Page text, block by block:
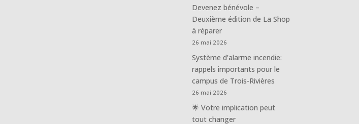
Devenez bénévole –
Deuxième édition de La Shop
à réparer
26 mai 2026
Système d’alarme incendie:
rappels importants pour le
campus de Trois-Rivières
26 mai 2026
🌟 Votre implication peut
tout changer